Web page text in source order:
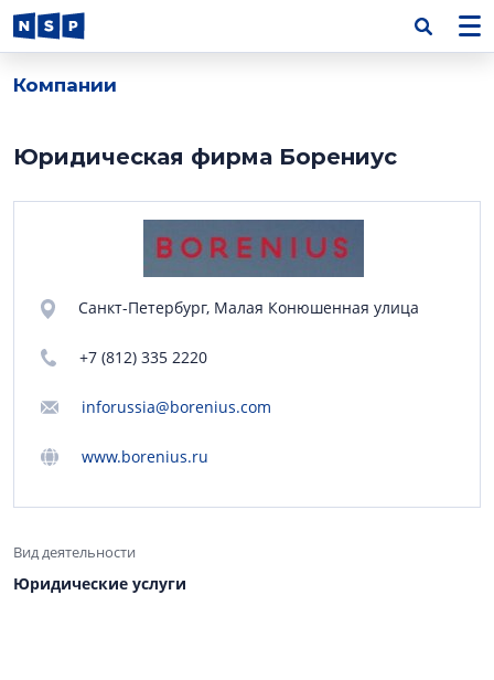
Компании
Юридическая фирма Борениус
Санкт-Петербург, Малая Конюшенная улица
+7 (812) 335 2220
inforussia@borenius.com
www.borenius.ru
Вид деятельности
Юридические услуги